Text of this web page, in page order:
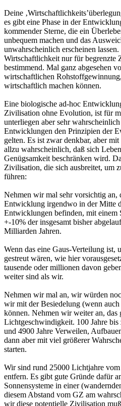
Deine
es gibt eine Phase in der
kommender Sterne, die ein
unbequem machen und das
unwahrscheinlich erscheinen
Wirtschaftlichkeit nur für begrenzte
bestimmend. Mal ganz abgesehen
wirtschaftlichen
wirtschaftlich machen können.
Eine biologische ad-hoc
Zivilisation ohne Evolution, ist für
unterliegen aber sehr
Entwicklungen den Prinzipien der
gelten. Es ist zwar denkbar, aber
allzu wahrscheinlich, daß sich
Genügsamkeit beschränken wird.
Zivilisation, die sich ausbreitet, um
führen:
Nehmen wir mal sehr vorsichtig an,
Entwicklung irgendwo in der Mitte
Entwicklungen befinden, mit einem
+-10% der insgesamt bisher
Milliarden Jahren.
Wenn das eine Gaus-Verteilung ist,
gestreut wären, wie hier
tausende oder millionen davon
weiter sind als wir.
Nehmen wir mal an, wir würden
wir mit der Besiedelung (wenn
können. Nehmen wir weiter an, das
Lichtgeschwindigkeit. 100 Jahre
und 4900 Jahre Verweilen,
dann aber mit viel größerer
starten.
Wir sind rund 25000 Lichtjahre
entfern. Es gibt gute Gründe dafür
Sonnensysteme in einer
diesem Abstand vom GZ am
wir diese potentielle Zivilisation